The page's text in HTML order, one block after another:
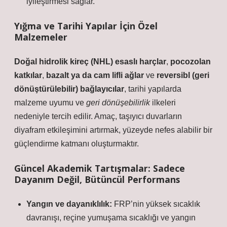
Yığma ve Tarihi Yapılar İçin Özel
Malzemeler
Doğal hidrolik kireç (NHL) esaslı harçlar, pocozolan
katkılar, bazalt ya da cam lifli ağlar ve reversibl (geri
dönüştürülebilir) bağlayıcılar, tarihi yapılarda
malzeme uyumu ve geri dönüşebilirlikilkeleri
nedeniyle tercih edilir. Amaç, taşıyıcı duvarların
diyafram etkileşimini artırmak, yüzeyde nefes alabilir bir
güçlendirme katmanı oluşturmaktır.
Güncel Akademik Tartışmalar: Sadece
Dayanım Değil, Bütüncül Performans
Yangın ve dayanıklılık: FRP’nin yüksek sıcaklık
davranışı, reçine yumuşama sıcaklığı ve yangın